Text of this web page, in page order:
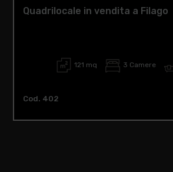
Quadrilocale in vendita a Filago
121 mq 3 Camere
Cod. 402